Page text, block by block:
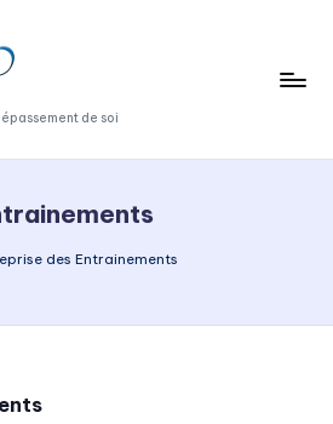
de soi
des Entrainements